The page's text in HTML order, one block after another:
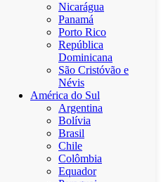
Nicarágua
Panamá
Porto Rico
República
Dominicana
São Cristóvão e
Névis
América do Sul
Argentina
Bolívia
Brasil
Chile
Colômbia
Equador